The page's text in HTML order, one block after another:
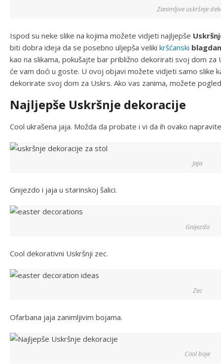
Zanimljive uskršnje
Ispod su neke slike na kojima možete vidjeti najljepše
biti dobra ideja da se posebno uljepša veliki kršćanski
kao na slikama, pokušajte bar približno dekorirati svoj dom
će vam doći u goste. U ovoj objavi možete vidjeti samo slike
dekorirate svoj dom za Uskrs. Ako vas zanima, možete
Najljepše Uskršnje dekoracije
Cool ukrašena jaja. Možda da probate i vi da ih ovako
Jaja
Gnijezdo i jaja u starinskoj šalici.
Gnijezdo
Cool dekorativni Uskršnji zec.
Zec
Ofarbana jaja zanimljivim bojama.
Cool boje